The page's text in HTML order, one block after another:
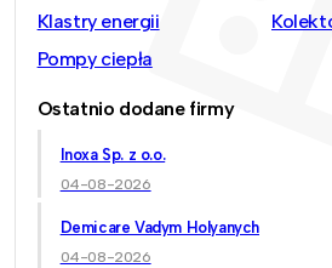
Klastry energii
Pompy ciepła
Ostatnio dodane firmy
Inoxa Sp. z o.o.
04-08-2026
Demicare Vadym Holyanych
04-08-2026